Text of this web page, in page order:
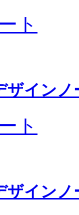
ト
ザインノ
ト
ザインノ